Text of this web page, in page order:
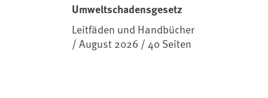
Umweltschadensgesetz
Leitfäden und Handbücher
/ August 2026 / 40 Seiten